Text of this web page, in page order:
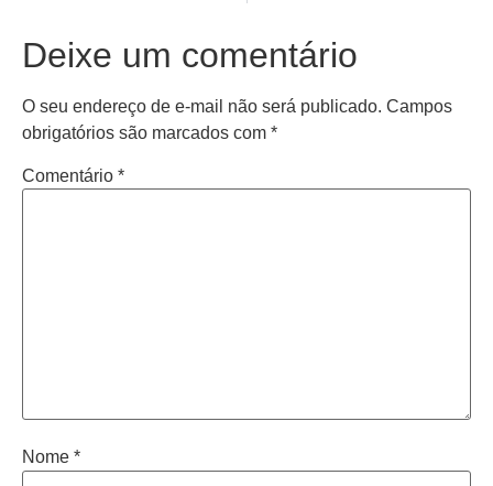
Deixe um comentário
O seu endereço de e-mail não será publicado. Campos
obrigatórios são marcados com *
Comentário *
Nome *